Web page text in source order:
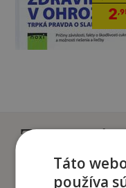
2
Zákazníci,
tento titul
Táto
používa